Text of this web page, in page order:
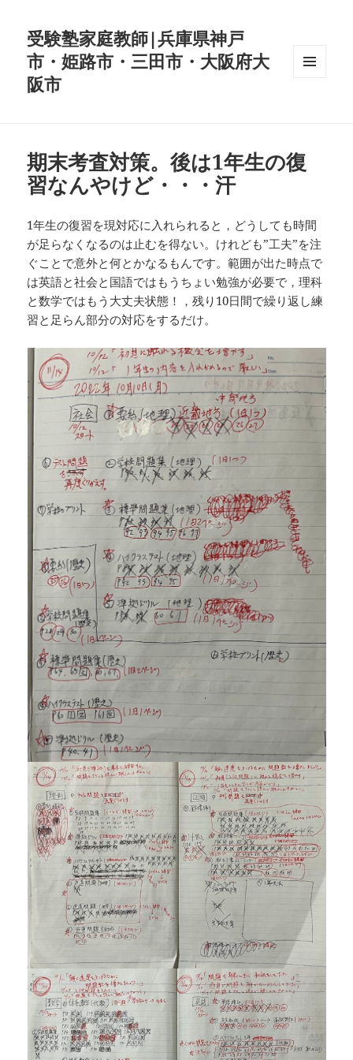
受験塾家庭教師|兵庫県神戸
市・姫路市・三田市・大阪府大
阪市
期末考査対策。後は1年生の復
習なんやけど・・・汗
1年生の復習を現対応に入れられると，どうしても時間
が足らなくなるのは止むを得ない。けれども”工夫”を注
ぐことで意外と何とかなるもんです。範囲が出た時点で
は英語と社会と国語ではもうちょい勉強が必要で，理科
と数学ではもう大丈夫状態！，残り10日間で繰り返し練
習と足らん部分の対応をするだけ。